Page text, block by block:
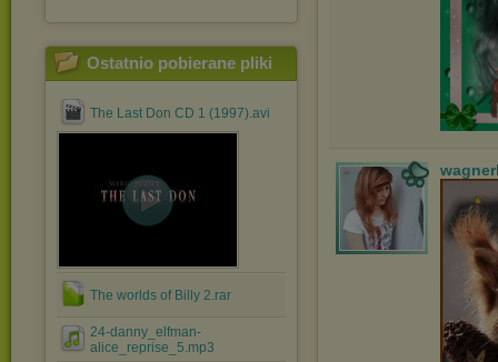
Ostatnio pobierane pliki
The Last Don CD 1 (1997).avi
The worlds of Billy 2.rar
24-danny_elfman-
alice_reprise_5.mp3